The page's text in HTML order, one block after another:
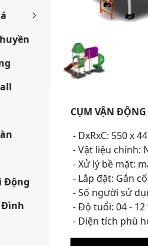
Động
Đình
CỤM VẬN
- DxRxC: 550 x
- Vật liệu chính:
- Xử lý bề mặt:
- Lắp đặt: Gắn
- Số người sử
- Độ tuổi: 04 - 12
- Diện tích phù